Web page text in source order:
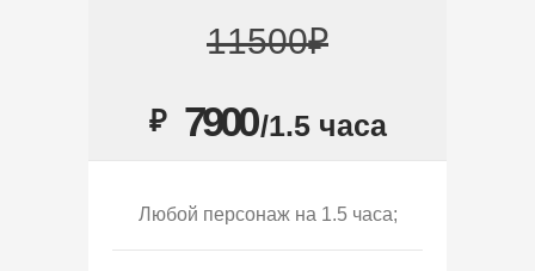
11500₽
₽ 7900/1.5 часа
Любой персонаж на 1.5 часа;